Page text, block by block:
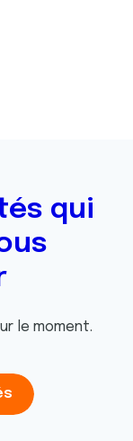
qui
le moment.